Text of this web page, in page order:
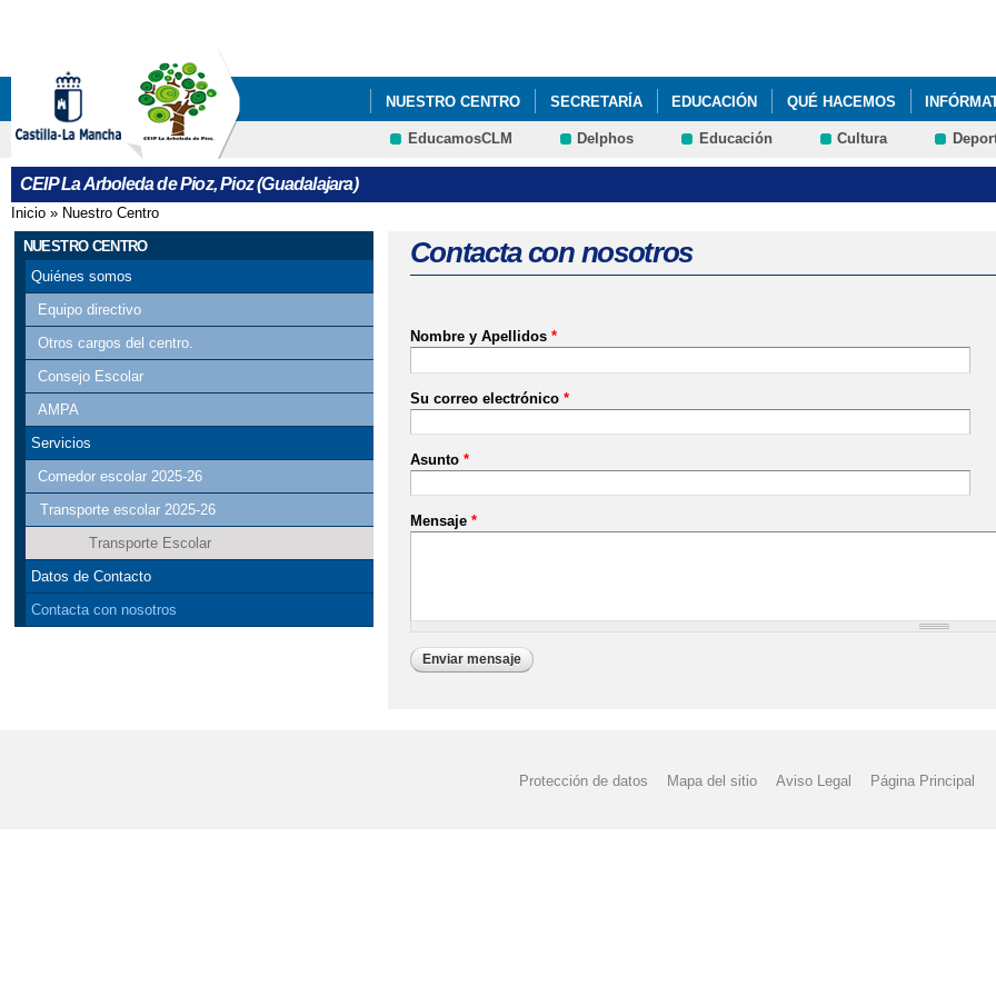
NUESTRO CENTRO SECRETARÍA EDUCACIÓN QUÉ HACEMOS
EducamosCLM Delphos Educación Cultura
CEIP La Arboleda de Pioz, Pioz (Guadalajara)
Se encuentra usted aquí
Inicio » Nuestro Centro
NUESTRO CENTRO
Quiénes somos
Equipo directivo
Otros cargos del centro.
Consejo Escolar
AMPA
Servicios
Comedor escolar 2025-26
Transporte escolar 2025-26
Transporte Escolar
Datos de Contacto
Contacta con nosotros
Contacta con nosotros
Nombre y Apellidos *
Su correo electrónico *
Asunto *
Mensaje *
Protección de datos Mapa del sitio Aviso Legal Página Principal